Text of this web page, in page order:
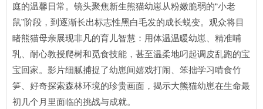
庭的温馨日常。镜头聚焦新生熊猫幼崽从粉嫩脆弱的“小老
鼠”阶段，到逐渐长出标志性黑白毛发的成长蜕变。观众将目
睹熊猫母亲展现非凡的育儿智慧：用体温温暖幼崽、精准哺
乳、耐心教授爬树和觅食技能，甚至温柔地叼起调皮乱跑的宝
宝回家。影片细腻捕捉了幼崽间嬉戏打闹、笨拙学习啃食竹
笋、好奇探索森林环境的珍贵画面，揭示大熊猫幼崽在生命最
初几个月里面临的挑战与成就。